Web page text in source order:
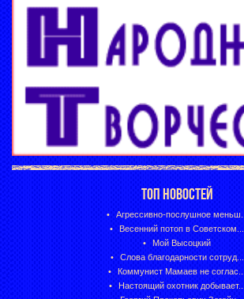
ТОП НОВОСТЕЙ
Агрессивно-послушное меньш...
Весенний потоп в Советском...
Мой Высоцкий
Слова благодарности сотруд...
Коммунист Мамаев не соглас...
Настоящий охотник добывает...